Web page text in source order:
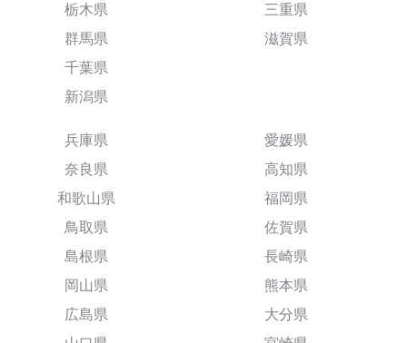
栃木県
群馬県
千葉県
新潟県
三重県
滋賀県
兵庫県
奈良県
和歌山県
鳥取県
島根県
岡山県
広島県
愛媛県
高知県
福岡県
佐賀県
長崎県
熊本県
大分県